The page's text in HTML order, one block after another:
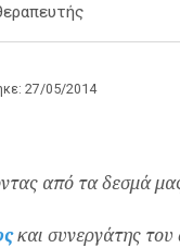
27/05/2014
και συνεργάτης του